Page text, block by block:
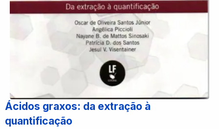
Ácidos graxos: da extração à
quantificação